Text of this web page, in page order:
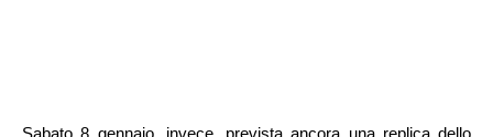
Sabato 8 gennaio, invece, prevista ancora una replica dello